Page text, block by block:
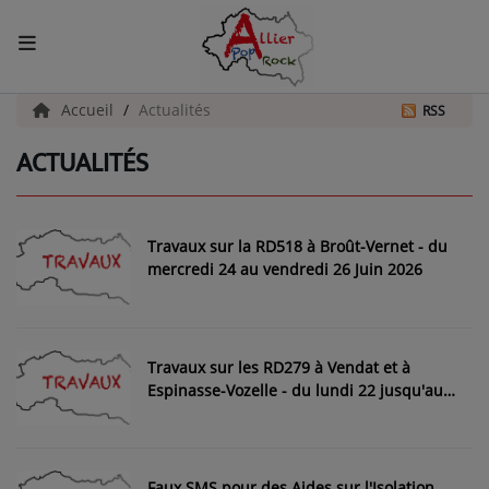
ACCUEIL
Actualités
AGENDA CULTUREL - ALLIER
INFOS POP ROCK
La Radio
EMISSIONS
ARTISTES
Accueil Actualités RSS
ACTUALITÉS
Travaux sur la RD518 à Broût-Vernet - du
mercredi 24 au vendredi 26 Juin 2026
Travaux sur les RD279 à Vendat et à
Espinasse-Vozelle - du lundi 22 jusqu'au